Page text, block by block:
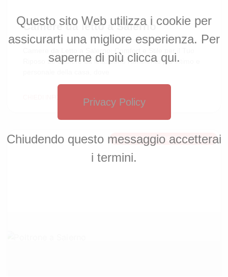
Camere da letto a Salerno
Riposo Le camere da letto sono l’ambiente più intimo e
CHIEDI INFORMAZIONI »
ACCESSORI D'ARREDO A SALERNO
Questo sito Web utilizza i cookie per
assicurarti una migliore esperienza. Per
saperne di più clicca qui.
Privacy Policy
Chiudendo questo messaggio accetterai
i termini.